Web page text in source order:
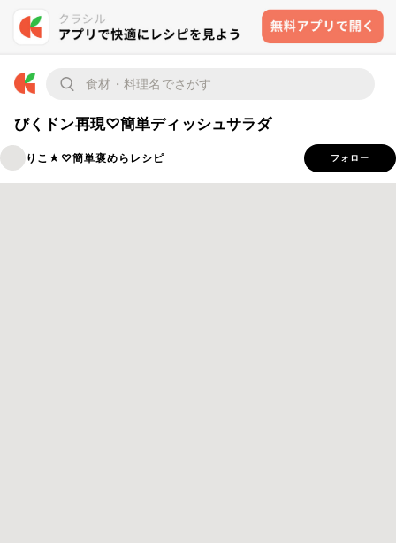
びくドン再現♡簡単ディッシュサラダ
りこ★♡簡単褒めらレシピ フォロー